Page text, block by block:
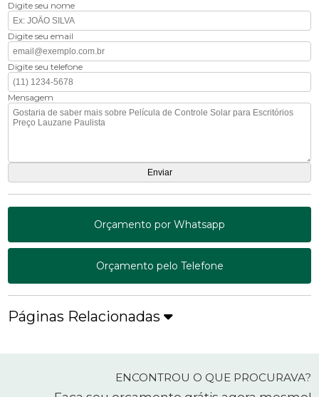
Digite seu nome
Digite seu email
Digite seu telefone
Mensagem
Orçamento por Whatsapp
Orçamento pelo Telefone
Páginas Relacionadas
ENCONTROU O QUE PROCURAVA?